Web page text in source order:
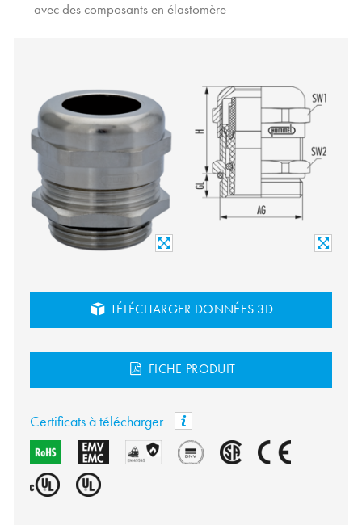
avec des composants en élastomère
TÉLÉCHARGER DONNÉES 3D
FICHE PRODUIT
Certificats à télécharger